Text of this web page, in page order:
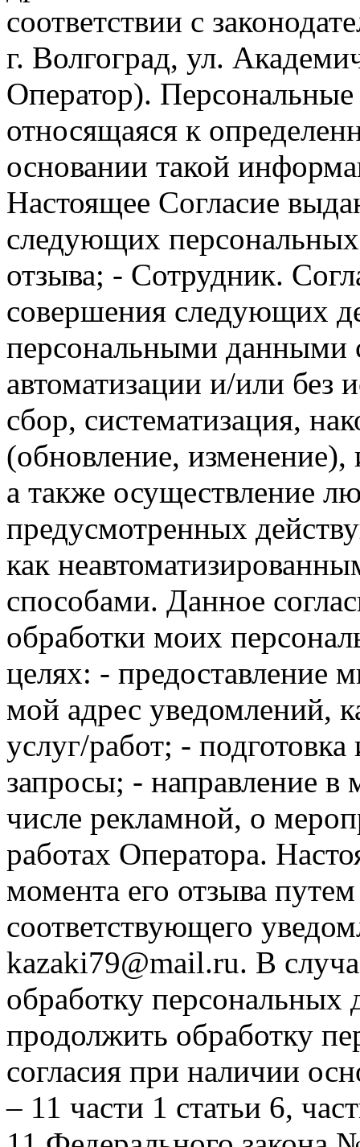
соответствии с
г. Волгоград, ул.
Оператор).
относящаяся к
основании такой
Настоящее Согласие
следующих
отзыва; - Сотрудник.
совершения следующих
персональными данными
автоматизации и/или без
сбор, систематизация,
(обновление, изменение),
а также осуществление
предусмотренных
как
способами. Данное
обработки моих
целях: - предоставление
мой адрес уведомлений,
услуг/работ; -
запросы; - направление
числе рекламной, о
работах Оператора.
момента его отзыва
соответствующего
kazaki79@mail.ru. В
обработку персональных
продолжить обработку
согласия при наличии
– 11 части 1 статьи 6,